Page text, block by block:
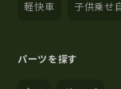
軽快車 子供乗せ
パーツを探す